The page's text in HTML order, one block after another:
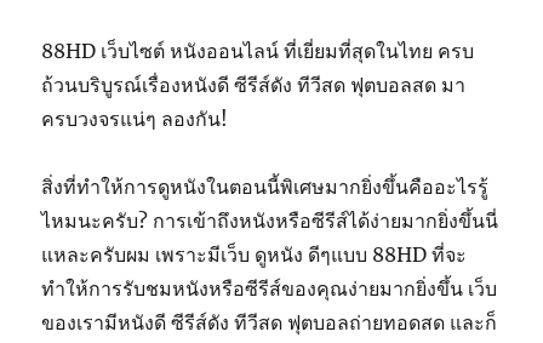
88HD เว็บไซต์ หนังออนไลน์ ที่เยี่ยมที่สุดในไทย ครบ
ถ้วนบริบูรณ์เรื่องหนังดี ซีรีส์ดัง ทีวีสด ฟุตบอลสด มา
ครบวงจรแน่ๆ ลองกัน!
สิ่งที่ทำให้การดูหนังในตอนนี้พิเศษมากยิ่งขึ้นคืออะไรรู้
ไหมนะครับ? การเข้าถึงหนังหรือซีรีส์ได้ง่ายมากยิ่งขึ้นนี่
แหละครับผม เพราะมีเว็บ ดูหนัง ดีๆแบบ 88HD ที่จะ
ทำให้การรับชมหนังหรือซีรีส์ของคุณง่ายมากยิ่งขึ้น เว็บ
ของเรามีหนังดี ซีรีส์ดัง ทีวีสด ฟุตบอลถ่ายทอดสด และก็